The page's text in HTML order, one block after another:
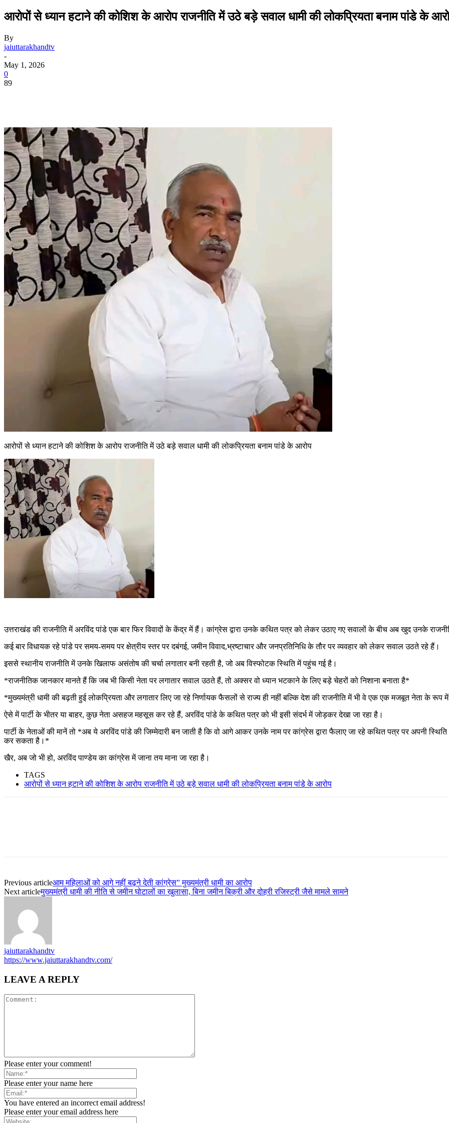
आरोपों से ध्यान हटाने की कोशिश के आरोप राजनीति में उठे बड़े सवाल धामी की लोकप्रियता बनाम पांडे के
By
jaiuttarakhandtv
-
May 1, 2026
0
89
आरोपों से ध्यान हटाने की कोशिश के आरोप राजनीति में उठे बड़े सवाल धामी की लोकप्रियता बनाम पांडे के आरोप
उत्तराखंड की राजनीति में अरविंद पांडे एक बार फिर विवादों के केंद्र में हैं। कांग्रेस द्वारा उनके कथित पत्र को लेकर उठाए गए सवालों के बीच अब खुद उनके
कई बार विधायक रहे पांडे पर समय-समय पर क्षेत्रीय स्तर पर दबंगई, जमीन विवाद,भ्रष्टाचार और जनप्रतिनिधि के तौर पर व्यवहार को लेकर सवाल उठते रहे हैं।
इससे स्थानीय राजनीति में उनके खिलाफ असंतोष की चर्चा लगातार बनी रहती है, जो अब विस्फोटक स्थिति में पहुंच गई है।
*राजनीतिक जानकार मानते हैं कि जब भी किसी नेता पर लगातार सवाल उठते हैं, तो अक्सर वो ध्यान भटकाने के लिए बड़े चेहरों को निशाना बनाता है*
*मुख्यमंत्री धामी की बढ़ती हुई लोकप्रियता और लगातार लिए जा रहे निर्णायक फैसलों से राज्य ही नहीं बल्कि देश की राजनीति में भी वे एक एक मजबूत नेता के
ऐसे में पार्टी के भीतर या बाहर, कुछ नेता असहज महसूस कर रहे हैं, अरविंद पांडे के कथित पत्र को भी इसी संदर्भ में जोड़कर देखा जा रहा है।
पार्टी के नेताओं की मानें तो *अब ये अरविंद पांडे की जिम्मेदारी बन जाती है कि वो आगे आकर उनके नाम पर कांग्रेस द्वारा फैलाए जा रहे कथित पत्र पर अपनी
कर सकता है।*
खैर, अब जो भी हो, अरविंद पाण्डेय का कांग्रेस में जाना तय माना जा रहा है।
TAGS
आरोपों से ध्यान हटाने की कोशिश के आरोप राजनीति में उठे बड़े सवाल धामी की लोकप्रियता बनाम पांडे के आरोप
Previous articleआम महिलाओं को आगे नहीं बढ़ने देती कांग्रेस” मुख्यमंत्री धामी का आरोप
Next articleमुख्यमंत्री धामी की नीति से जमीन घोटालों का खुलासा, बिना जमीन बिक्री और दोहरी रजिस्ट्री जैसे मामले सामने
jaiuttarakhandtv
https://www.jaiuttarakhandtv.com/
LEAVE A REPLY
Please enter your comment!
Please enter your name here
You have entered an incorrect email address!
Please enter your email address here